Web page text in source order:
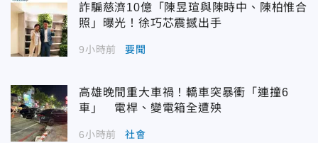
詐騙慈濟10億「陳昱瑄與陳時中、陳柏惟合
照」曝光！徐巧芯震撼出手
9小時前 要聞
高雄晚間重大車禍！轎車突暴衝「連撞6
車」 電桿、變電箱全遭殃
6小時前 社會